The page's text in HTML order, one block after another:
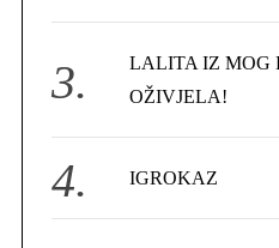
LALITA IZ MOG
OŽIVJELA!
IGROKAZ